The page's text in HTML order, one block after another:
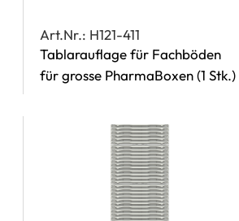
Art.Nr.: H121-411
Tablarauflage für Fachböden
für grosse PharmaBoxen(1 Stk.)